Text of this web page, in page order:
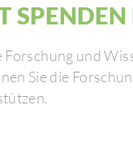
und
Sie die